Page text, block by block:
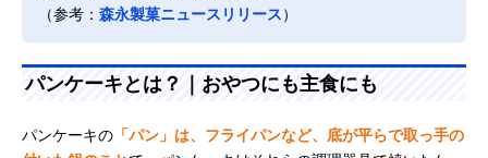
（参考： 森永製菓ニュースリリース）
パンケーキとは？｜おやつにも主食にも
パンケーキの 「パン」は、フライパンなど、底が平らで取っ手の